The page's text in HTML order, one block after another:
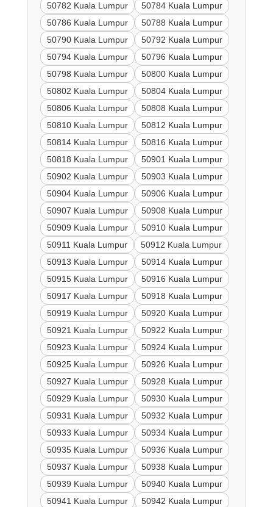
50782 Kuala Lumpur
50784 Kuala Lumpur
50786 Kuala Lumpur
50788 Kuala Lumpur
50790 Kuala Lumpur
50792 Kuala Lumpur
50794 Kuala Lumpur
50796 Kuala Lumpur
50798 Kuala Lumpur
50800 Kuala Lumpur
50802 Kuala Lumpur
50804 Kuala Lumpur
50806 Kuala Lumpur
50808 Kuala Lumpur
50810 Kuala Lumpur
50812 Kuala Lumpur
50814 Kuala Lumpur
50816 Kuala Lumpur
50818 Kuala Lumpur
50901 Kuala Lumpur
50902 Kuala Lumpur
50903 Kuala Lumpur
50904 Kuala Lumpur
50906 Kuala Lumpur
50907 Kuala Lumpur
50908 Kuala Lumpur
50909 Kuala Lumpur
50910 Kuala Lumpur
50911 Kuala Lumpur
50912 Kuala Lumpur
50913 Kuala Lumpur
50914 Kuala Lumpur
50915 Kuala Lumpur
50916 Kuala Lumpur
50917 Kuala Lumpur
50918 Kuala Lumpur
50919 Kuala Lumpur
50920 Kuala Lumpur
50921 Kuala Lumpur
50922 Kuala Lumpur
50923 Kuala Lumpur
50924 Kuala Lumpur
50925 Kuala Lumpur
50926 Kuala Lumpur
50927 Kuala Lumpur
50928 Kuala Lumpur
50929 Kuala Lumpur
50930 Kuala Lumpur
50931 Kuala Lumpur
50932 Kuala Lumpur
50933 Kuala Lumpur
50934 Kuala Lumpur
50935 Kuala Lumpur
50936 Kuala Lumpur
50937 Kuala Lumpur
50938 Kuala Lumpur
50939 Kuala Lumpur
50940 Kuala Lumpur
50941 Kuala Lumpur
50942 Kuala Lumpur